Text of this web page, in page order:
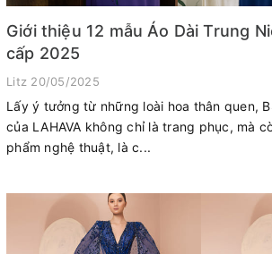
Giới thiệu 12 mẫu Áo Dài Trung
cấp 2025
Litz 20/05/2025
Lấy ý tưởng từ những loài hoa thân quen,
của LAHAVA không chỉ là trang phục, mà
phẩm nghệ thuật, là c...